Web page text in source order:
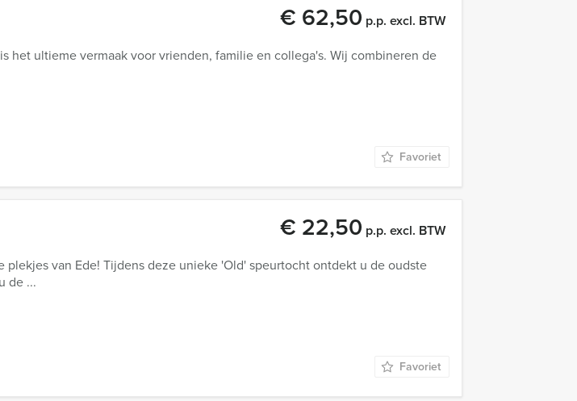
€ 62,50 p.p. excl. BTW
het ultieme vermaak voor vrienden, familie en collega's. Wij combineren de
Favoriet
€ 22,50 p.p. excl. BTW
plekjes van Ede! Tijdens deze unieke 'Old' speurtocht ontdekt u de oudste
de ...
Favoriet